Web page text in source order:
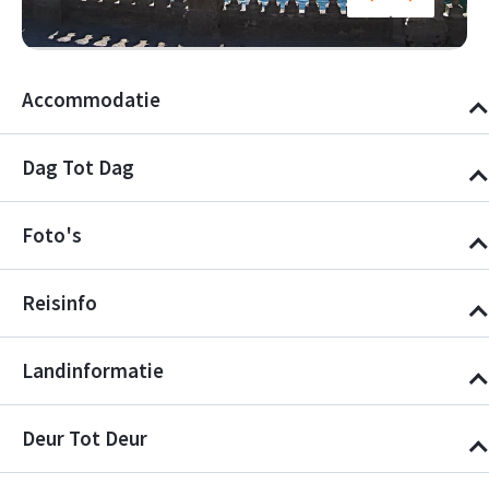
Accommodatie
Dag Tot Dag
Foto's
Reisinfo
Landinformatie
Deur Tot Deur